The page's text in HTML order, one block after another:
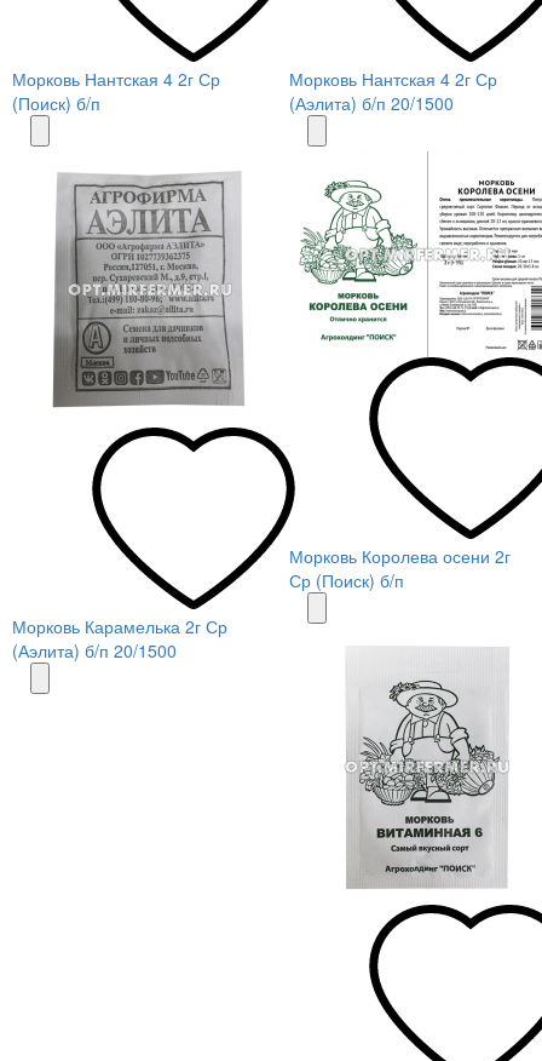
Морковь Нантская 4 2г Ср
(Поиск) б/п
Морковь Нантская 4 2г Ср
(Аэлита) б/п 20/1500
Морковь Карамелька 2г Ср
(Аэлита) б/п 20/1500
Морковь Королева осени 2г
Ср (Поиск) б/п